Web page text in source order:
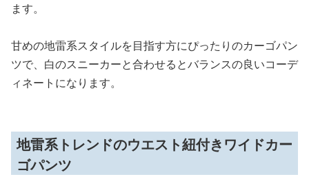
ます。
甘めの地雷系スタイルを目指す方にぴったりのカーゴパン
ツで、白のスニーカーと合わせるとバランスの良いコーデ
ィネートになります。
地雷系トレンドのウエスト紐付きワイドカー
ゴパンツ